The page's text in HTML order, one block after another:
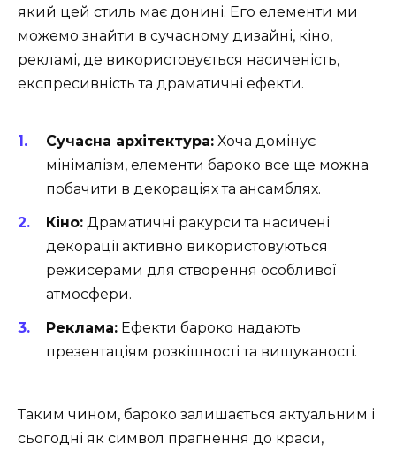
який цей стиль має донині. Его елементи ми
можемо знайти в сучасному дизайні, кіно,
рекламі, де використовується насиченість,
експресивність та драматичні ефекти.
Сучасна архітектура: Хоча домінує
мінімалізм, елементи бароко все ще можна
побачити в декораціях та ансамблях.
Кіно: Драматичні ракурси та насичені
декорації активно використовуються
режисерами для створення особливої
атмосфери.
Реклама: Ефекти бароко надають
презентаціям розкішності та вишуканості.
Таким чином, бароко залишається актуальним і
сьогодні як символ прагнення до краси,